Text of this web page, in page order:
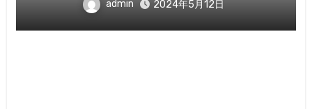
admin 2024年5月12日